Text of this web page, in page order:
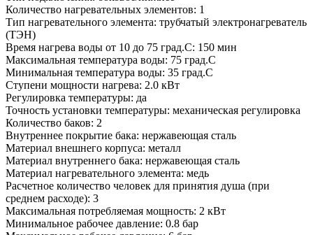
Количество нагревательных элементов: 1
Тип нагревательного элемента: трубчатый электронагреватель
(ТЭН)
Время нагрева воды от 10 до 75 град.С: 150 мин
Максимальная температура воды: 75 град.С
Минимальная температура воды: 35 град.С
Ступени мощности нагрева: 2.0 кВт
Регулировка температуры: да
Точность установки температуры: механическая регулировка
Количество баков: 2
Внутреннее покрытие бака: нержавеющая сталь
Материал внешнего корпуса: металл
Материал внутреннего бака: нержавеющая сталь
Материал нагревательного элемента: медь
Расчетное количество человек для принятия душа (при
среднем расходе): 3
Максимальная потребляемая мощность: 2 кВт
Минимальное рабочее давление: 0.8 бар